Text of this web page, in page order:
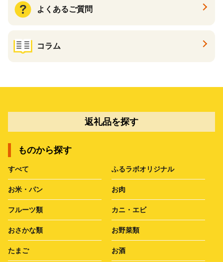
よくあるご質問
コラム
返礼品を探す
ものから探す
すべて ふるラボオリジナル
お米・パン お肉
フルーツ類 カニ・エビ
おさかな類 お野菜類
たまご お酒